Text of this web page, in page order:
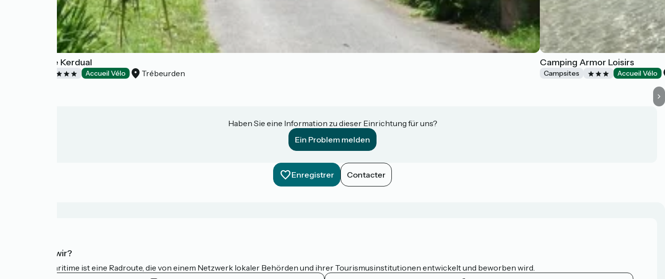
Camping de Kerdual
Accueil Vélo Trébeurden
Camping Armor Loisirs
Campsites Accueil Vélo
Haben Sie eine Information zu dieser Einrichtung für uns?
Ein Problem melden
Enregistrer Contacter
Wer sind wir?
Die Vélomaritime ist eine Radroute, die von einem Netzwerk lokaler Behörden und ihrer Tourismusinstitutionen entwickelt und beworben wird.